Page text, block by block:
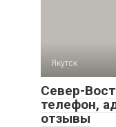
Якутск
Север-
телефон,
отзывы